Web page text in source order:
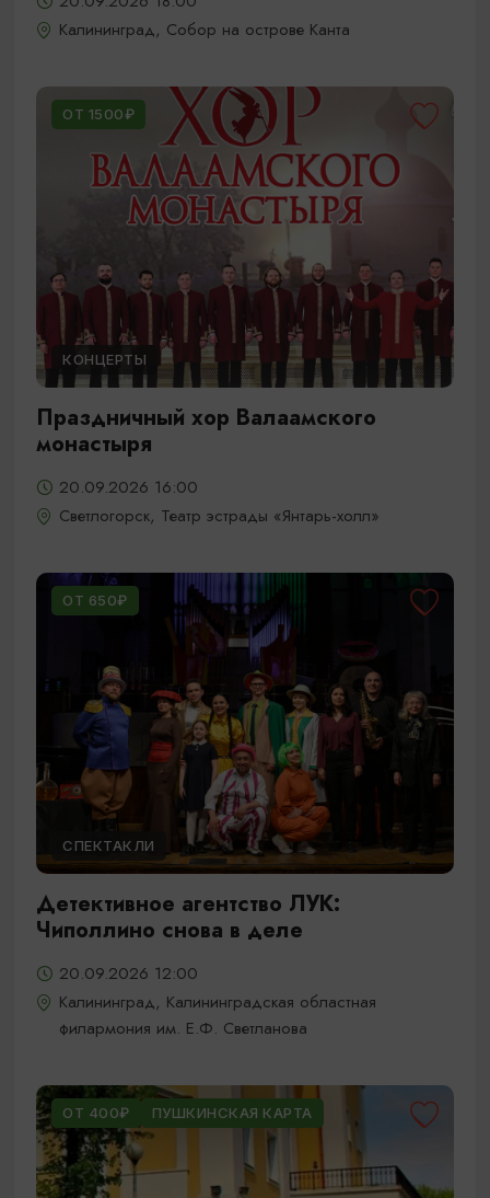
Калининград, Собор на острове Канта
ОТ 1500₽
КОНЦЕРТЫ
Праздничный хор Валаамского
монастыря
20.09.2026 16:00
Светлогорск, Театр эстрады «Янтарь-холл»
ОТ 650₽
СПЕКТАКЛИ
Детективное агентство ЛУК:
Чиполлино снова в деле
20.09.2026 12:00
Калининград, Калининградская областная
филармония им. Е.Ф. Светланова
ОТ 400₽ ПУШКИНСКАЯ КАРТА